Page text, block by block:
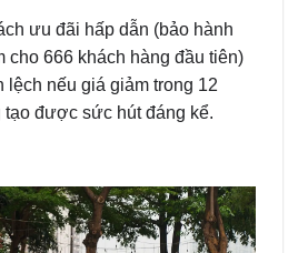
ưu đãi hấp dẫn (bảo hành
cho 666 khách hàng đầu tiên)
lệch nếu giá giảm trong 12
tạo được sức hút đáng kể.